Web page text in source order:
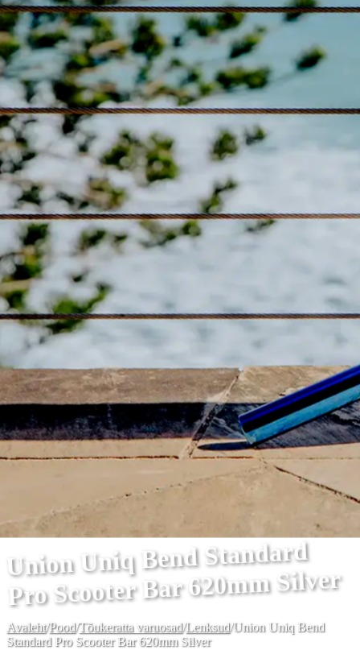
Union Uniq Bend Standard
Pro Scooter Bar 620mm Silver
Avaleht/Pood/Tõukeratta varuosad/Lenksud/Union Uniq Bend
Standard Pro Scooter Bar 620mm Silver